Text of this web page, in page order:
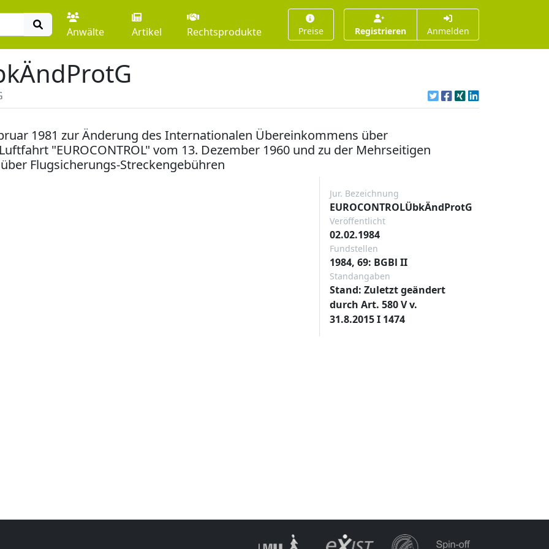
Anwälte Artikel Rechtsprodukte Preise Registrieren Anmelden
1981 zur Änderung des Internationalen Übereinkommens über
"EUROCONTROL" vom 13. Dezember 1960 und zu der Mehrseitigen
Flugsicherungs-Streckengebühren
Jur. Bezeichnung
EUROCONTROLÜbkÄndProtG
Veröffentlicht
02.02.1984
Fundstellen
1984, 69: BGBl II
Standangaben
Stand: Zuletzt geändert
durch Art. 580 V v.
31.8.2015 I 1474